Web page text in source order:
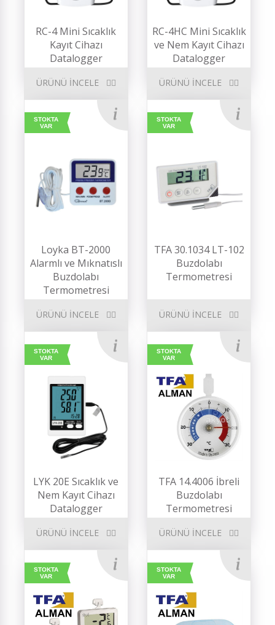
RC-4 Mini Sıcaklık
Kayıt Cihazı
Datalogger
ÜRÜNÜ İNCELE
RC-4HC Mini Sıcaklık
ve Nem Kayıt Cihazı
Datalogger
ÜRÜNÜ İNCELE
STOKTA
VAR
Loyka BT-2000
Alarmlı ve Mıknatıslı
Buzdolabı
Termometresi
ÜRÜNÜ İNCELE
STOKTA
VAR
TFA 30.1034 LT-102
Buzdolabı
Termometresi
ÜRÜNÜ İNCELE
STOKTA
VAR
LYK 20E Sıcaklık ve
Nem Kayıt Cihazı
Datalogger
ÜRÜNÜ İNCELE
STOKTA
VAR
TFA 14.4006 İbreli
Buzdolabı
Termometresi
ÜRÜNÜ İNCELE
STOKTA
VAR
STOKTA
VAR